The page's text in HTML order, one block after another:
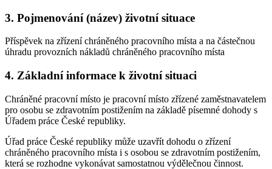
3. Pojmenování (název) životní situace
Příspěvek na zřízení chráněného pracovního místa a na částečnou
úhradu provozních nákladů chráněného pracovního místa
4. Základní informace k životní situaci
Chráněné pracovní místo je pracovní místo zřízené zaměstnavatelem
pro osobu se zdravotním postižením na základě písemné dohody s
Úřadem práce České republiky.
Úřad práce České republiky může uzavřít dohodu o zřízení
chráněného pracovního místa i s osobou se zdravotním postižením,
která se rozhodne vykonávat samostatnou výdělečnou činnost.